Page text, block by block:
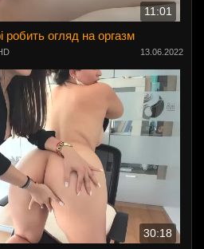
11:01
робить огляд на оргазм
13.06.2022
30:18